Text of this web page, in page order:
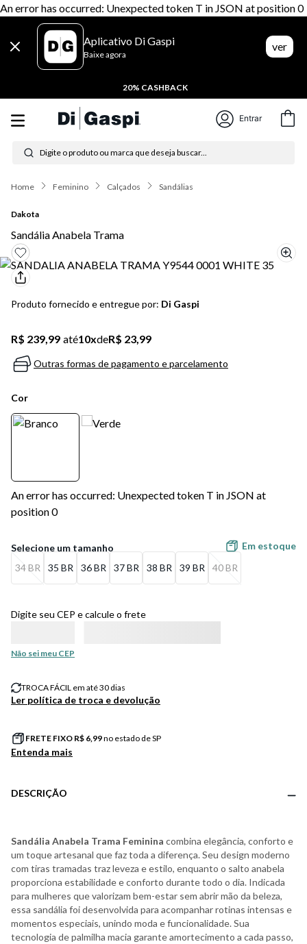
An error has occurred: Unexpected token T in JSON at position 0
Aplicativo Di Gaspi
Baixe agora
ver
20% CASHBACK
Entrar
Digite o produto ou marca que deseja buscar...
Feminino Calçados Sandálias
Dakota
Sandália Anabela Trama
Produto fornecido e entregue por: Di Gaspi
R$ 239,99 até10xdeR$ 23,99
Outras formas de pagamento e parcelamento
Cor
An error has occurred: Unexpected token T in JSON at
position 0
34 BR 35 BR 36 BR 37 BR 38 BR 39 BR 40 BR
Em estoque
Digite seu CEP e calcule o frete
Não sei meu CEP
TROCA FÁCIL em até 30 dias
Ler política de troca e devolução
FRETE FIXO R$ 6,99no estado de SP
Entenda mais
DESCRIÇÃO
Sandália Anabela Trama Feminina combina elegância, conforto e
um toque artesanal que faz toda a diferença. Seu design moderno
com tiras tramadas traz leveza e estilo, enquanto o salto anabela
proporciona estabilidade e conforto durante todo o dia. Indicada
para mulheres que valorizam bem-estar sem abrir mão da beleza,
essa sandália foi desenvolvida para acompanhar rotinas intensas e
momentos especiais, unindo moda e funcionalidade. Sua
tecnologia de palmilha macia garante amortecimento a cada passo,
Termos mais buscados
1º tênis feminino
3º moletom
4º tênis masculino
5 º bota
6º sandalia
7º jeans
8º salto
9º chuteira